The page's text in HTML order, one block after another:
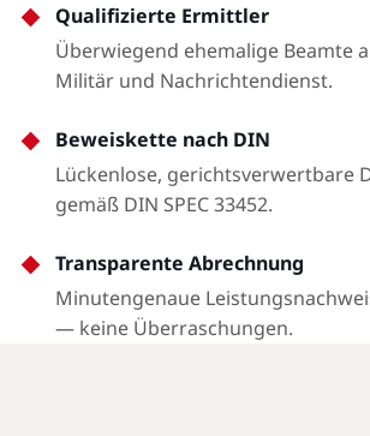
Qualifizierte Ermittler
Überwiegend ehemalige Beamte
Militär und Nachrichtendienst.
Beweiskette nach DIN
Lückenlose, gerichtsverwertbare
gemäß DIN SPEC 33452.
Transparente Abrechnung
Minutengenaue
— keine Überraschungen.